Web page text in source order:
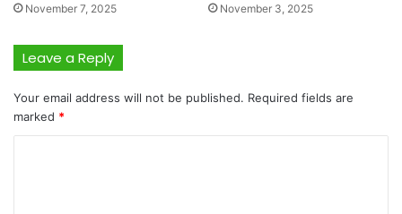
November 7, 2025 November 3, 2025
Leave a Reply
Your email address will not be published. Required fields are
marked *